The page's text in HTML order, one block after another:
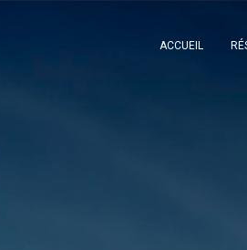
ACCUEIL